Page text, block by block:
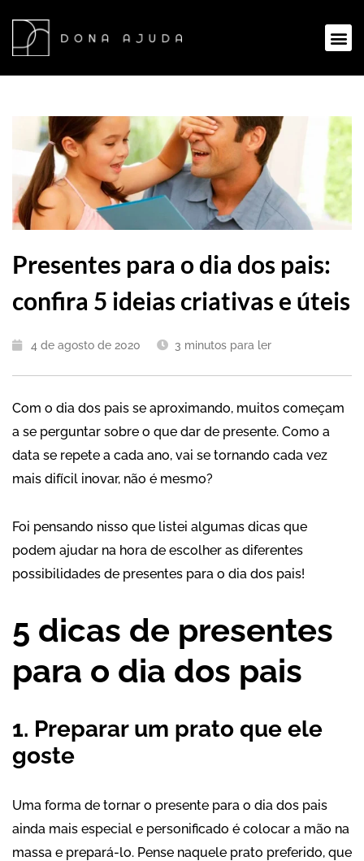
Presentes para o dia dos pais:
confira 5 ideias criativas e úteis
4 de agosto de 2020 3 minutos para ler
Com o dia dos pais se aproximando, muitos começam
a se perguntar sobre o que dar de presente. Como a
data se repete a cada ano, vai se tornando cada vez
mais difícil inovar, não é mesmo?
Foi pensando nisso que listei algumas dicas que
podem ajudar na hora de escolher as diferentes
possibilidades de presentes para o dia dos pais!
5 dicas de presentes
para o dia dos pais
1. Preparar um prato que ele
goste
Uma forma de tornar o presente para o dia dos pais
ainda mais especial e personificado é colocar a mão na
massa e prepará-lo. Pense naquele prato preferido, que